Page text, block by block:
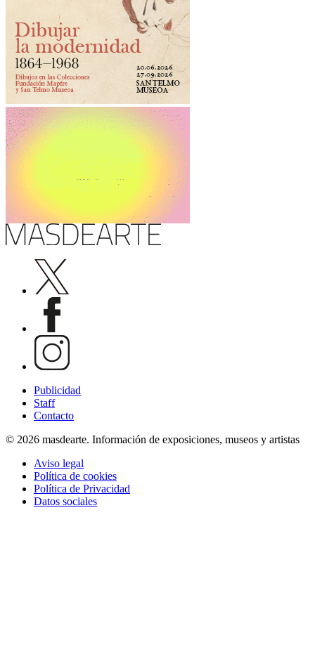
Publicidad
Staff
Contacto
© 2026 masdearte. Información de exposiciones, museos y artistas
Aviso legal
Política de cookies
Política de Privacidad
Datos sociales